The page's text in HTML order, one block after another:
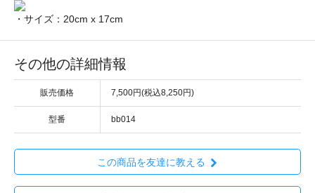
・サイズ：20cm x 17cm
その他の詳細情報
販売価格 7,500円(税込8,250円)
型番 bb014
この商品を友達に教える